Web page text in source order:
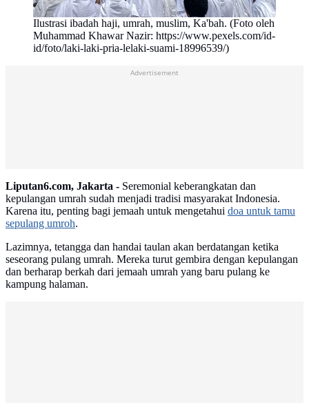
Ilustrasi ibadah haji, umrah, muslim, Ka'bah. (Foto oleh
Muhammad Khawar Nazir: https://www.pexels.com/id-
id/foto/laki-laki-pria-lelaki-suami-18996539/)
Advertisement
Liputan6.com, Jakarta - Seremonial keberangkatan dan
kepulangan umrah sudah menjadi tradisi masyarakat Indonesia.
Karena itu, penting bagi jemaah untuk mengetahui doa untuk tamu
sepulang umroh.
Lazimnya, tetangga dan handai taulan akan berdatangan ketika
seseorang pulang umrah. Mereka turut gembira dengan kepulangan
dan berharap berkah dari jemaah umrah yang baru pulang ke
kampung halaman.